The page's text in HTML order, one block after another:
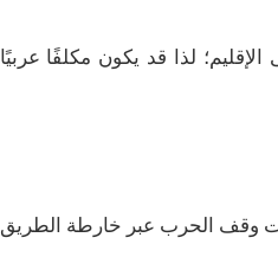
لذا قد يكون مكلفًا عربيًا
في اليمن؛ فلقد دخلت السعودية في مصالحة مع إيران في 2023، وقررت وقف الحرب عبر خارطة الطريق